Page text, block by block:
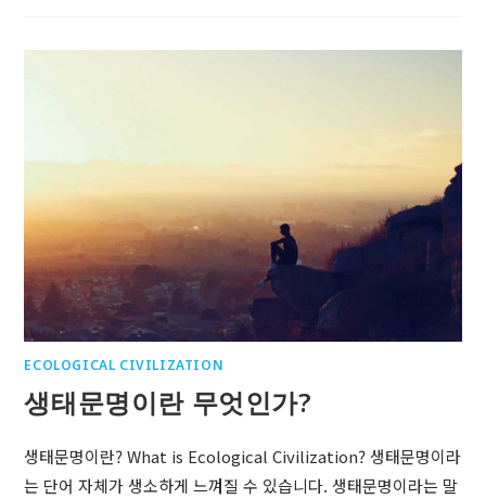
ECOLOGICAL CIVILIZATION
생태문명이란 무엇인가?
생태문명이란? What is Ecological Civilization? 생태문명이라
는 단어 자체가 생소하게 느껴질 수 있습니다. 생태문명이라는 말